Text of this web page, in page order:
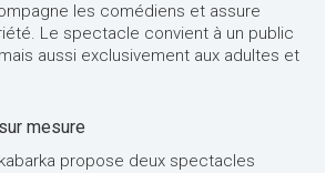
les comédiens et assure
Le spectacle convient à un public
aussi exclusivement aux adultes et
mesure
propose deux spectacles